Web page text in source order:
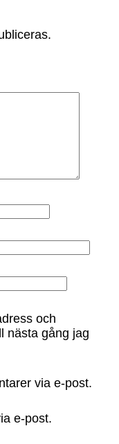
och
nästa gång jag
via e-post.
e-post.